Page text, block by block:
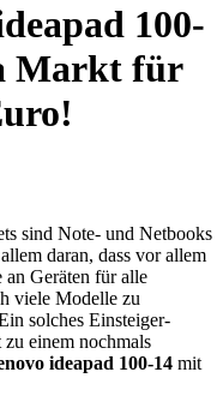
100-
Markt für
sind Note- und Netbooks
daran, dass vor allem
Geräten für alle
viele Modelle zu
solches Einsteiger-
einem nochmals
ideapad 100-14 mit